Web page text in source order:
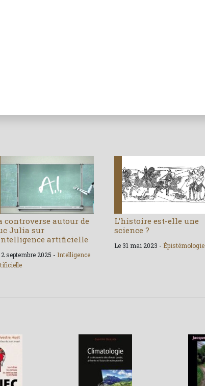
controverse autour de
Julia sur
artificielle
2 septembre 2025 - Intelligence
L’histoire est-elle une
science ?
Le 31 mai 2023 - Épistémologie